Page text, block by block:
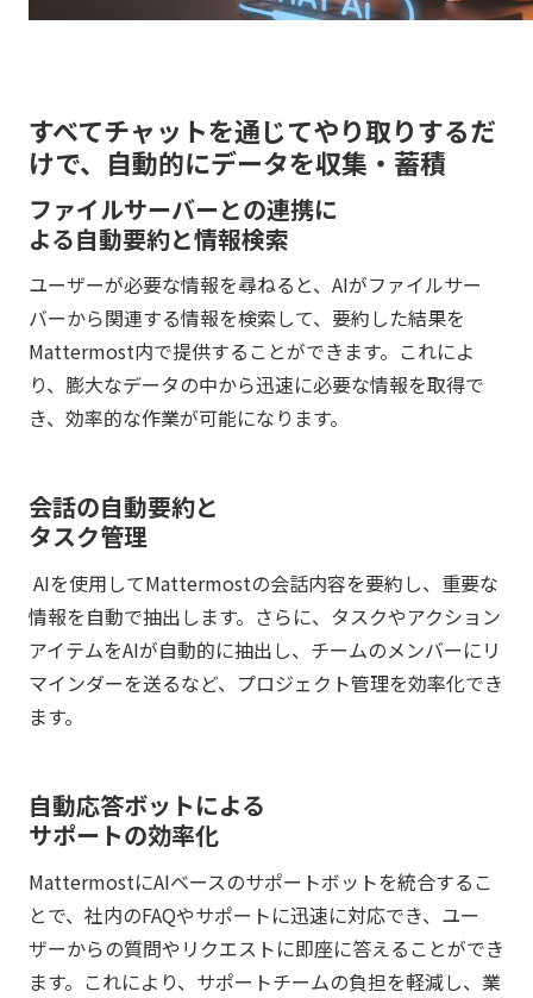
すべてチャットを通じてやり取りするだ
けで、自動的にデータを収集・蓄積
ファイルサーバーとの連携に
よる自動要約と情報検索
ユーザーが必要な情報を尋ねると、AIがファイルサー
バーから関連する情報を検索して、要約した結果を
Mattermost内で提供することができます。これによ
り、膨大なデータの中から迅速に必要な情報を取得で
き、効率的な作業が可能になります。
会話の自動要約と
タスク管理
AIを使用してMattermostの会話内容を要約し、重要な
情報を自動で抽出します。さらに、タスクやアクション
アイテムをAIが自動的に抽出し、チームのメンバーにリ
マインダーを送るなど、プロジェクト管理を効率化でき
ます。
自動応答ボットによる
サポートの効率化
MattermostにAIベースのサポートボットを統合するこ
とで、社内のFAQやサポートに迅速に対応でき、ユー
ザーからの質問やリクエストに即座に答えることができ
ます。これにより、サポートチームの負担を軽減し、業